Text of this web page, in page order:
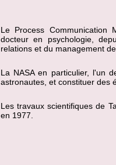
Le Process Communication
docteur en psychologie,
relations et du management
La NASA en particulier, l'un
astronautes, et constituer des
Les travaux scientifiques de
en 1977.